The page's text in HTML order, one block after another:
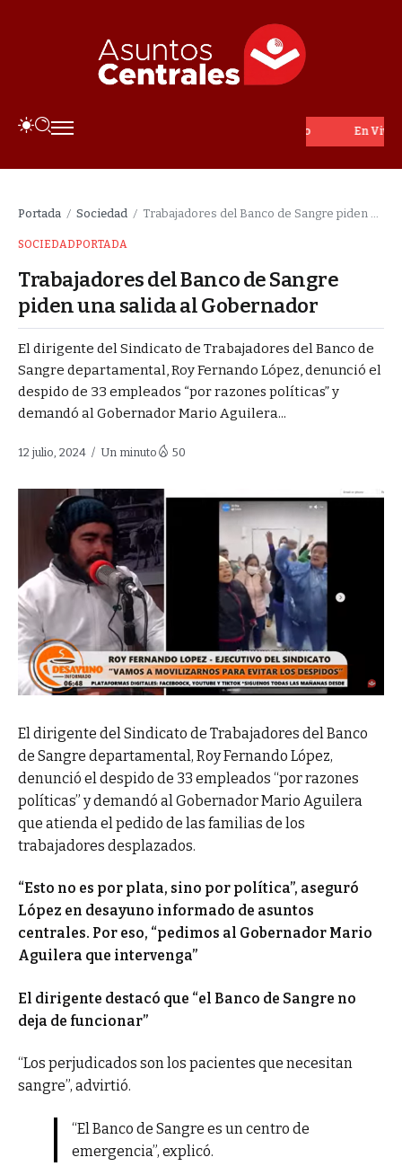
En Vivo
Portada / Sociedad / Trabajadores del Banco de Sangre piden una salida al Gobernador
SOCIEDADPORTADA
Trabajadores del Banco de Sangre
piden una salida al Gobernador
El dirigente del Sindicato de Trabajadores del Banco de
Sangre departamental, Roy Fernando López, denunció el
despido de 33 empleados “por razones políticas” y
demandó al Gobernador Mario Aguilera...
12 julio, 2024 Un minuto 50
El dirigente del Sindicato de Trabajadores del Banco
de Sangre departamental, Roy Fernando López,
denunció el despido de 33 empleados “por razones
políticas” y demandó al Gobernador Mario Aguilera
que atienda el pedido de las familias de los
trabajadores desplazados.
“Esto no es por plata, sino por política”, aseguró
López en desayuno informado de asuntos
centrales. Por eso, “pedimos al Gobernador Mario
Aguilera que intervenga”
El dirigente destacó que “el Banco de Sangre no
deja de funcionar”
“Los perjudicados son los pacientes que necesitan
sangre”, advirtió.
“El Banco de Sangre es un centro de
emergencia”, explicó.